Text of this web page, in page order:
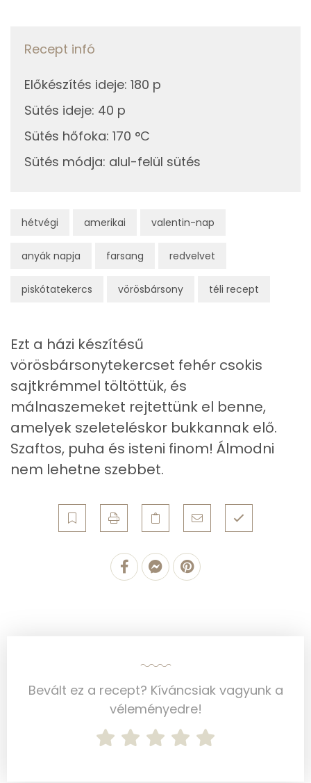
hétvégi amerikai valentin-nap
anyák napja farsang redvelvet
piskótatekercs vörösbársony téli recept
B12 Vitamin:
E vitamin:
C vitamin:
D vitamin:
Folsav - B9-vitamin:
Kolin:
154 mg
Retinol - A vitamin:
181 micro
α-karotin
0 micro
β-karotin
Likopin
0 micro
Recept infó
Előkészítés ideje: 180 p
Sütés ideje: 40 p
Sütés hőfoka: 170 °C
Sütés módja: alul-felül sütés
Ezt a házi készítésű
vörösbársonytekercset fehér csokis
sajtkrémmel töltöttük, és
málnaszemeket rejtettünk el benne,
amelyek szeleteléskor bukkannak elő.
Szaftos, puha és isteni finom! Álmodni
nem lehetne szebbet.
Bevált ez a recept? Kíváncsiak vagyunk a
véleményedre!